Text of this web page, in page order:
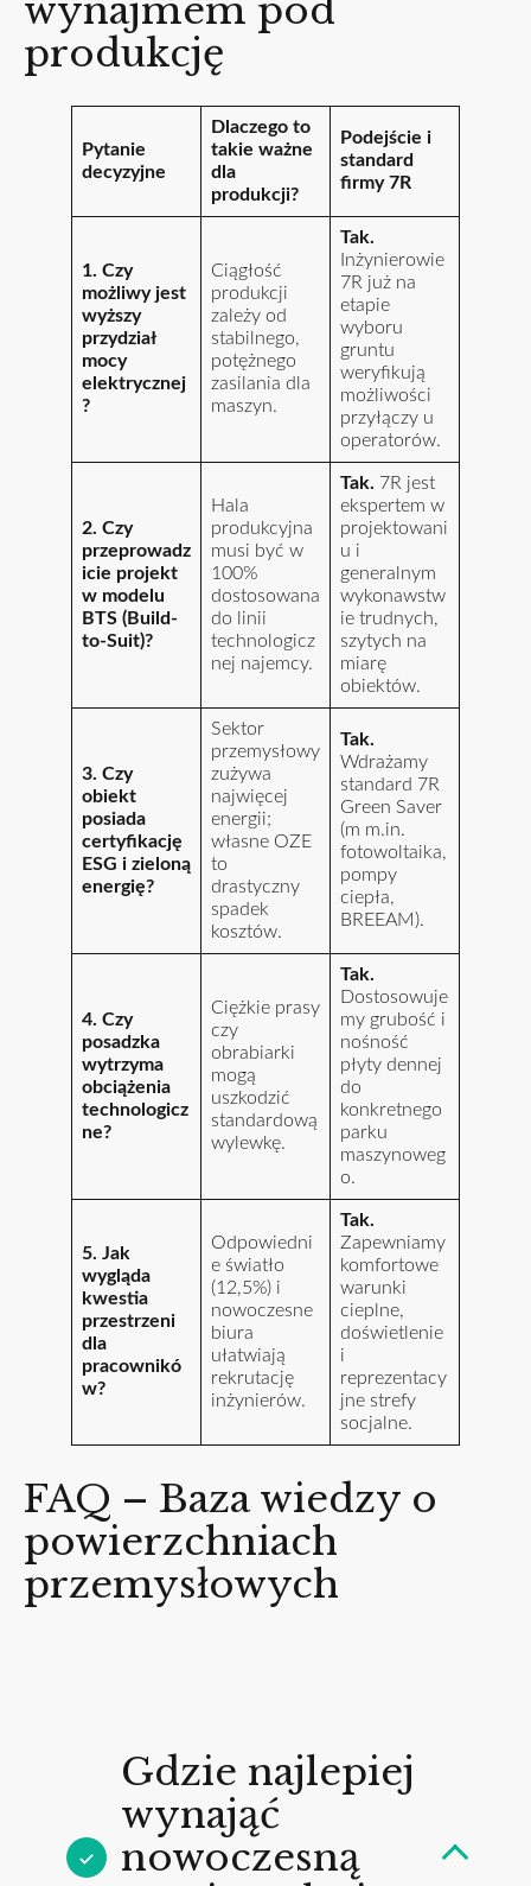
wynajmem pod
produkcję
Pytanie
decyzyjne
Dlaczego to
takie ważne
dla
produkcji?
Podejście i
standard
firmy 7R
1. Czy
możliwy jest
wyższy
przydział
mocy
elektrycznej
?
Ciągłość
produkcji
zależy od
stabilnego,
potężnego
zasilania dla
maszyn.
Tak.
Inżynierowie
7R już na
etapie
wyboru
gruntu
weryfikują
możliwości
przyłączy u
operatorów.
2. Czy
przeprowadz
icie projekt
w modelu
BTS (Build-
to-Suit)?
Hala
produkcyjna
musi być w
100%
dostosowana
do linii
technologicz
nej najemcy.
Tak. 7R jest
ekspertem w
projektowani
u i
generalnym
wykonawstw
ie trudnych,
szytych na
miarę
obiektów.
3. Czy
obiekt
posiada
certyfikację
ESG i zieloną
energię?
Sektor
przemysłowy
zużywa
najwięcej
energii;
własne OZE
to
drastyczny
spadek
kosztów.
Tak.
Wdrażamy
standard 7R
Green Saver
(m m.in.
fotowoltaika,
pompy
ciepła,
BREEAM).
4. Czy
posadzka
wytrzyma
obciążenia
technologicz
ne?
Ciężkie prasy
czy
obrabiarki
mogą
uszkodzić
standardową
wylewkę.
Tak.
Dostosowuje
my grubość i
nośność
płyty dennej
do
konkretnego
parku
maszynoweg
o.
5. Jak
wygląda
kwestia
przestrzeni
dla
pracownikó
w?
Odpowiedni
e światło
(12,5%) i
nowoczesne
biura
ułatwiają
rekrutację
inżynierów.
Tak.
Zapewniamy
komfortowe
warunki
cieplne,
doświetlenie
i
reprezentacy
jne strefy
socjalne.
FAQ – Baza wiedzy o
powierzchniach
przemysłowych
Gdzie najlepiej
wynająć
nowoczesną